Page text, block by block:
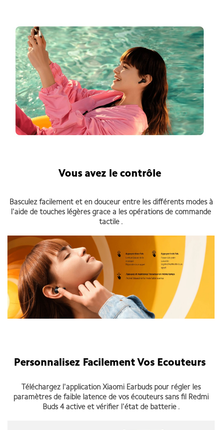
Vous avez le contrôle
Basculez facilement et en douceur entre les différents modes à
l'aide de touches légères grace a les opérations de commande
tactile .
Personnalisez Facilement Vos Ecouteurs
Téléchargez l'application Xiaomi Earbuds pour régler les
paramètres de faible latence de vos écouteurs sans fil Redmi
Buds 4 active et vérifier l'état de batterie .